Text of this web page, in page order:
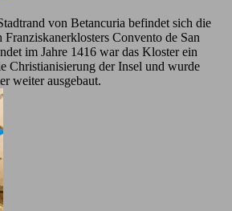
von Betancuria befindet sich die
Franziskanerklosters Convento de San
im Jahre 1416 war das Kloster ein
Christianisierung der Insel und wurde
weiter ausgebaut.